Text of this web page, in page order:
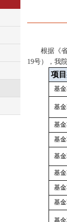
根据《
19号），我
项
基
基
基
基
基
基
基
基
基